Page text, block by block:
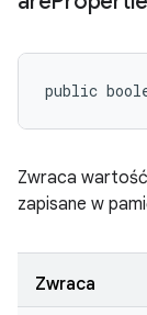
public
Zwraca wartość
zapisane w
Zwraca